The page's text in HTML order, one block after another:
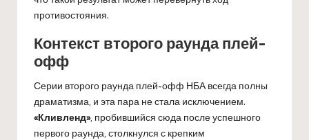
противостояния.
Контекст второго раунда плей-
офф
Серии второго раунда плей-офф НБА всегда полны
драматизма, и эта пара не стала исключением.
«Кливленд», пробившийся сюда после успешного
первого раунда, столкнулся с крепким